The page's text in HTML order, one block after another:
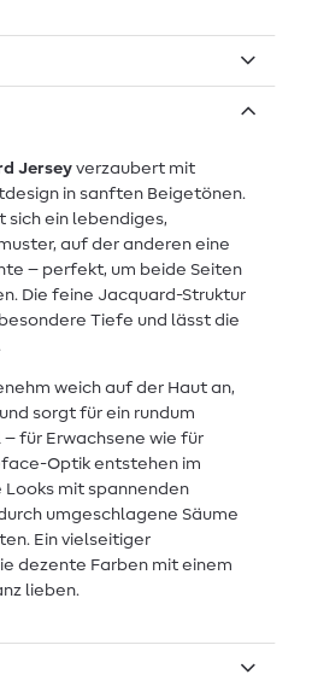
Jersey verzaubert mit
in sanften Beigetönen.
sich ein lebendiges,
auf der anderen eine
– perfekt, um beide Seiten
Die feine Jacquard-Struktur
Tiefe und lässt die
weich auf der Haut an,
sorgt für ein rundum
für Erwachsene wie für
Optik entstehen im
mit spannenden
umgeschlagene Säume
Ein vielseitiger
dezente Farben mit einem
lieben.